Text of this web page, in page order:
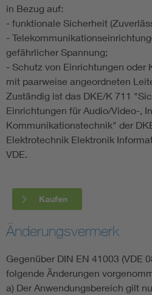
in Bezug auf:
- funktionale Sicherheit
-
gefährlicher Spannung;
- Schutz von Einrichtungen oder
mit paarweise angeordneten
Zuständig ist das DKE/K 711
Einrichtungen für Audio/Video-,
Kommunikationstechnik" der
Elektrotechnik Elektronik
VDE.
Kaufen
Änderungsvermerk
Gegenüber DIN EN 41003 (VDE
folgende Änderungen
a) Der Anwendungsbereich gilt